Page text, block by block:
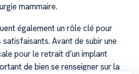
mammaire.
également un rôle clé pour
Avant de subir une
pour le retrait d’un implant
de bien se renseigner sur la